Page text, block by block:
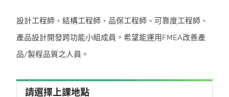
設計工程師、結構工程師、品保工程師、可靠度工程師、
產品設計開發跨功能小組成員，希望能運用FMEA改善產
品/製程品質之人員。
請選擇上課地點